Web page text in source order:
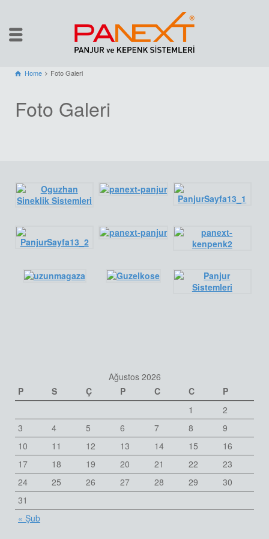
Home Foto Galeri
Foto Galeri
Ağustos 2026
P
S Ç P C C P
« Şub
1
2
3
4 5 6 7 8
9
10
11 12 13 14 15
16
17
18 19 20 21 22
23
24
25 26 27 28 29
30
31